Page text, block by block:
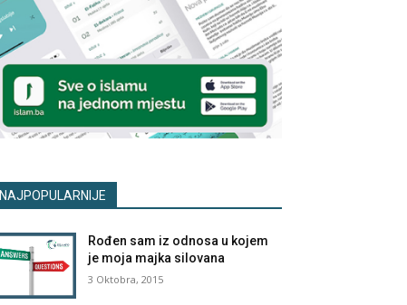
NAJPOPULARNIJE
Rođen sam iz odnosa u kojem
je moja majka silovana
3 Oktobra, 2015